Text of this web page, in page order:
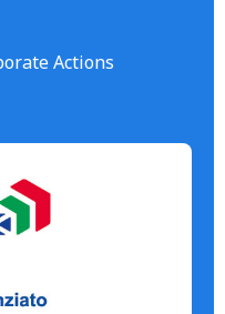
Actions